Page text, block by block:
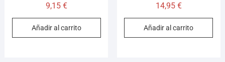
9,15 €
Añadir al carrito
14,95 €
Añadir al carrito